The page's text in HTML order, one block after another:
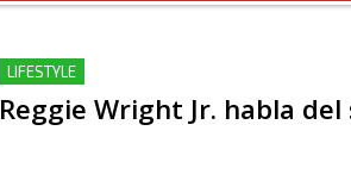
LIFESTYLE
Reggie Wright Jr. habla